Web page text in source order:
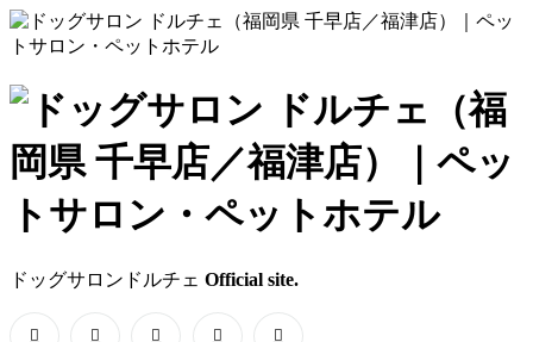
ド
ッ
グ
サ
ロ
ドッグサロンドルチェ Official site.